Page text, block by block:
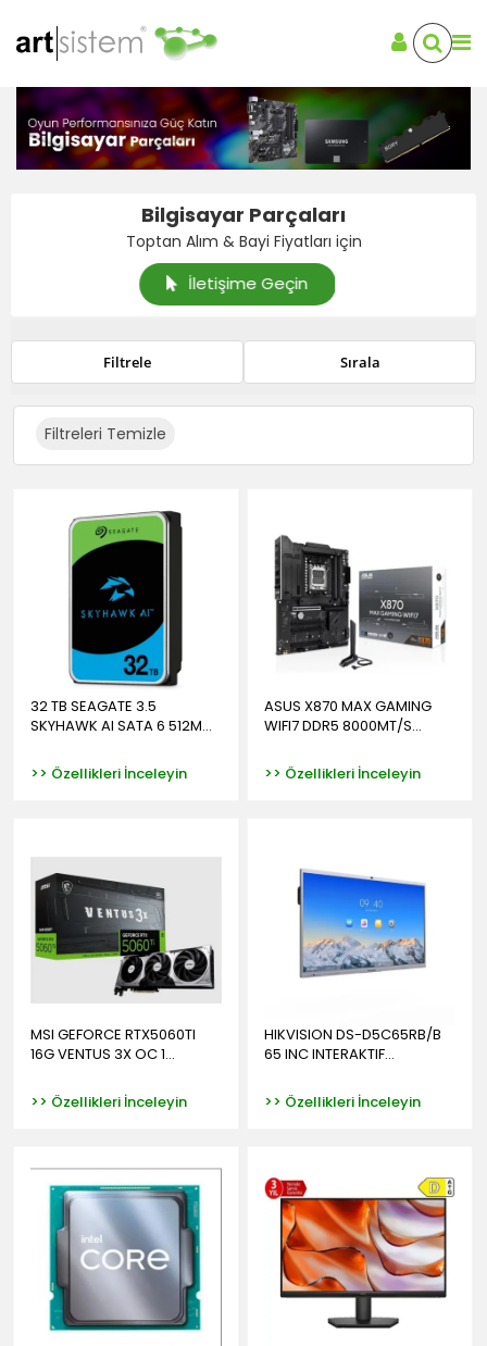
Bilgisayar Parçaları
Toptan Alım & Bayi Fiyatları için
İletişime Geçin
Filtrele Sırala
Filtreleri Temizle
32 TB SEAGATE 3.5
SKYHAWK AI SATA 6 512M...
>> Özellikleri İnceleyin
ASUS X870 MAX GAMING
WIFI7 DDR5 8000MT/S...
>> Özellikleri İnceleyin
MSI GEFORCE RTX5060TI
16G VENTUS 3X OC 1...
>> Özellikleri İnceleyin
HIKVISION DS-D5C65RB/B
65 INC INTERAKTIF...
>> Özellikleri İnceleyin